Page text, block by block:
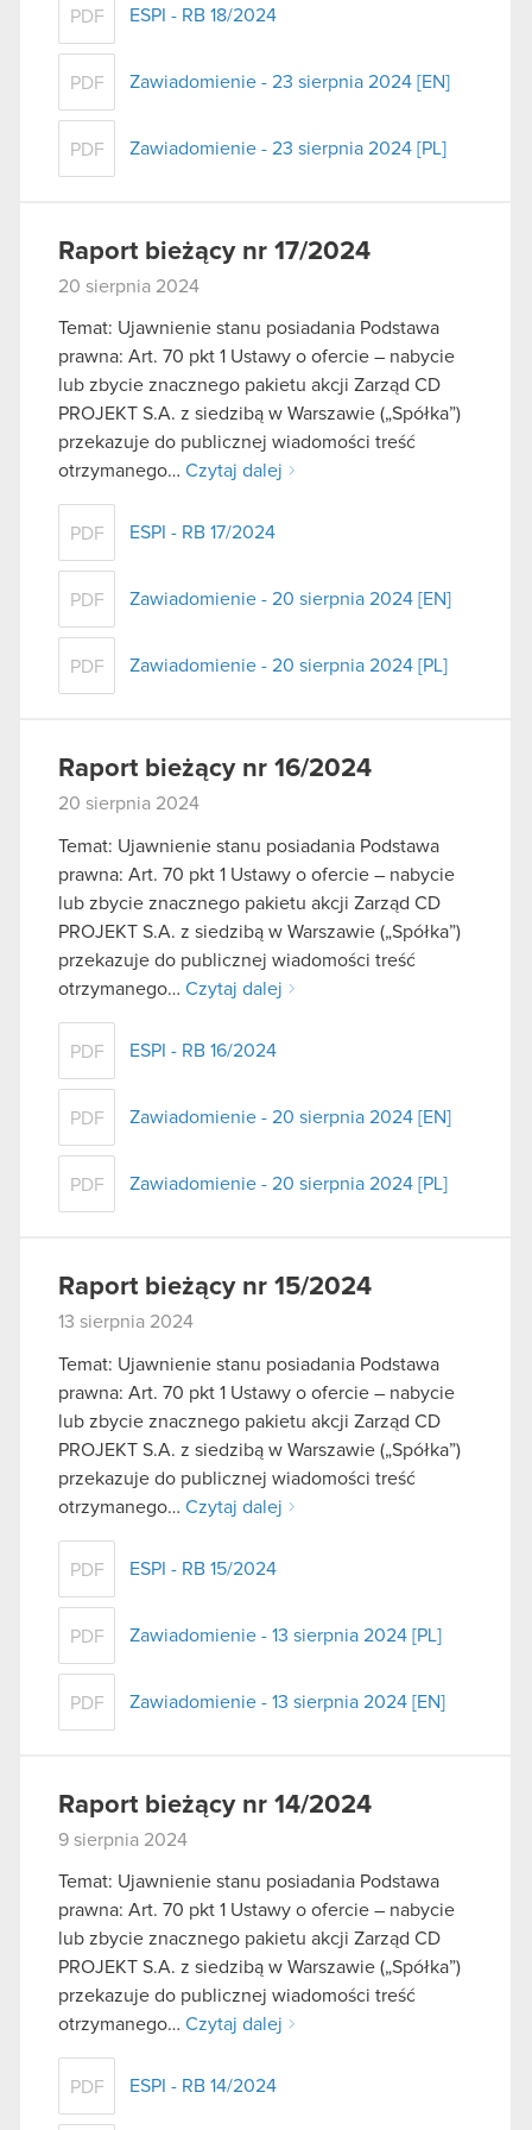
PDF ESPI - RB 18/2024
PDF Zawiadomienie - 23 sierpnia 2024 [EN]
PDF Zawiadomienie - 23 sierpnia 2024 [PL]
Raport bieżący nr 17/2024
20 sierpnia 2024
Temat: Ujawnienie stanu posiadania Podstawa
prawna: Art. 70 pkt 1 Ustawy o ofercie – nabycie
lub zbycie znacznego pakietu akcji Zarząd CD
PROJEKT S.A. z siedzibą w Warszawie („Spółka”)
przekazuje do publicznej wiadomości treść
otrzymanego… Czytaj dalej
PDF ESPI - RB 17/2024
PDF Zawiadomienie - 20 sierpnia 2024 [EN]
PDF Zawiadomienie - 20 sierpnia 2024 [PL]
Raport bieżący nr 16/2024
20 sierpnia 2024
Temat: Ujawnienie stanu posiadania Podstawa
prawna: Art. 70 pkt 1 Ustawy o ofercie – nabycie
lub zbycie znacznego pakietu akcji Zarząd CD
PROJEKT S.A. z siedzibą w Warszawie („Spółka”)
przekazuje do publicznej wiadomości treść
otrzymanego… Czytaj dalej
PDF ESPI - RB 16/2024
PDF Zawiadomienie - 20 sierpnia 2024 [EN]
PDF Zawiadomienie - 20 sierpnia 2024 [PL]
Raport bieżący nr 15/2024
13 sierpnia 2024
Temat: Ujawnienie stanu posiadania Podstawa
prawna: Art. 70 pkt 1 Ustawy o ofercie – nabycie
lub zbycie znacznego pakietu akcji Zarząd CD
PROJEKT S.A. z siedzibą w Warszawie („Spółka”)
przekazuje do publicznej wiadomości treść
otrzymanego… Czytaj dalej
PDF ESPI - RB 15/2024
PDF Zawiadomienie - 13 sierpnia 2024 [PL]
PDF Zawiadomienie - 13 sierpnia 2024 [EN]
Raport bieżący nr 14/2024
9 sierpnia 2024
Temat: Ujawnienie stanu posiadania Podstawa
prawna: Art. 70 pkt 1 Ustawy o ofercie – nabycie
lub zbycie znacznego pakietu akcji Zarząd CD
PROJEKT S.A. z siedzibą w Warszawie („Spółka”)
przekazuje do publicznej wiadomości treść
otrzymanego… Czytaj dalej
PDF ESPI - RB 14/2024